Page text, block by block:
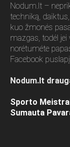
Nodum.lt –
techniką,
kuo žmonės
mazgas, todėl jei
norėtumėte
Facebook
Nodum.lt
Sporto
Sumauta